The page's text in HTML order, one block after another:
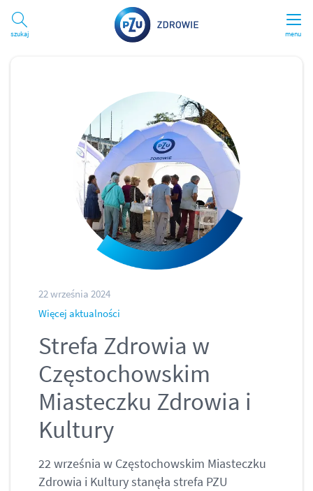
menu
Szukaj
22 września 2024
Więcej aktualności
Strefa Zdrowia w
Częstochowskim
Miasteczku Zdrowia i
Kultury
22 września w Częstochowskim Miasteczku
Zdrowia i Kultury stanęła strefa PZU